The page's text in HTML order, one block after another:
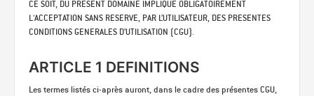
CE SOIT, DU PRESENT DOMAINE IMPLIQUE OBLIGATOIREMENT
L'ACCEPTATION SANS RESERVE, PAR L’UTILISATEUR, DES PRESENTES
CONDITIONS GENERALES D’UTILISATION (CGU).
ARTICLE 1 DEFINITIONS
Les termes listés ci-après auront, dans le cadre des présentes CGU,